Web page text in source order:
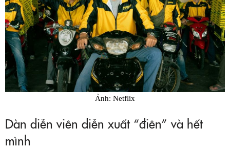
Ảnh: Netflix
Dàn diễn viên diễn xuất “điên” và hết
mình